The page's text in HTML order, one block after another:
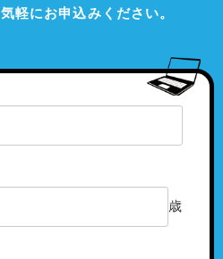
軽にお申込みください。
歳